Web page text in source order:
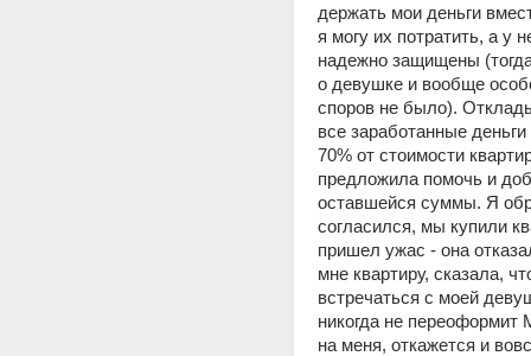
держать мои деньги
я могу их потратить, а у
надежно защищены
о девушке и вообще
споров не было).
все заработанные
70% от стоимости
предложила помочь и
оставшейся суммы. Я
согласился, мы купили
пришел ужас - она
мне квартиру, сказала,
встречаться с моей
никогда не
на меня, откажется и